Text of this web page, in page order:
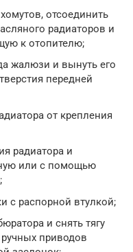
отсоединить
радиаторов и
к отопителю;
жалюзи и вынуть его
передней
от крепления
радиатора и
или с помощью
с распорной втулкой;
и снять тягу
приводов